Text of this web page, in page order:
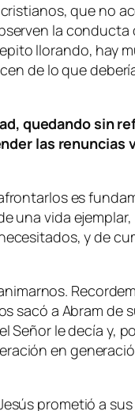
que no
la
llorando, hay
de lo que
quedando sin
las
es
una vida
y de
sacó a Abram de
le decía y,
en
prometió a